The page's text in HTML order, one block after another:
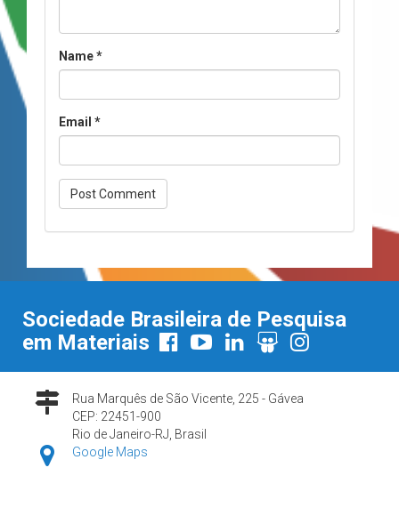
Name*
Email *
Sociedade Brasileira de Pesquisa
em Materiais
Rua Marquês de São Vicente, 225 - Gávea
CEP: 22451-900
Rio de Janeiro-RJ, Brasil
Google Maps